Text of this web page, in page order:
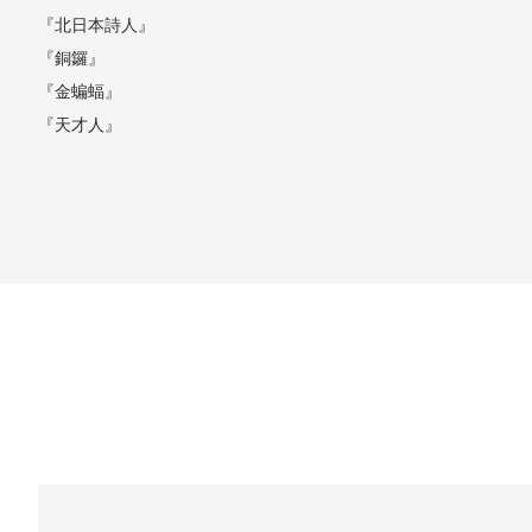
『北日本詩人』
『銅鑼』
『金蝙蝠』
『天才人』